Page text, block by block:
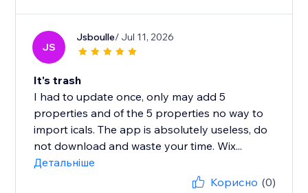
JS
Jsboulle/ Jul 11, 2026
It's trash
I had to update once, only may add 5
properties and of the 5 properties no way to
import icals. The app is absolutely useless, do
not download and waste your time. Wix...
Детальніше
Корисно (0)